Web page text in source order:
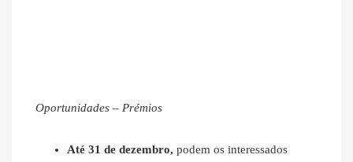
Oportunidades – Prémios
Até 31 de dezembro, podem os interessados